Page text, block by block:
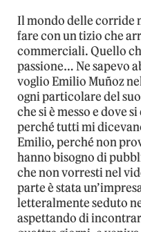
Il mondo delle corride
fare con un tizio che
commerciali. Quello
passione… Ne sapevo
voglio Emilio Muñoz
ogni particolare del
che si è messo e dove
perché tutti mi
Emilio, perché non
hanno bisogno di
che non vorresti nel
parte è stata
letteralmente seduto
aspettando di